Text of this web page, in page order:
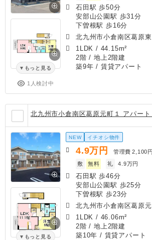
もっと見る
1人検討中
石田駅 歩50分
安部山公園駅 歩31分
下曽根駅 歩16分
北九州市小倉南区葛原東
1LDK / 44.15m²
2階 / 地上2階建
築9年 / 賃貸アパート
北九州市小倉南区葛原元町１ アパー
もっと見る
NEW イチオシ物件
4.9万円 管理費 2,100円
敷
無料 礼 4.9万円
石田駅 歩46分
安部山公園駅 歩25分
下曽根駅 歩23分
北九州市小倉南区葛原元
1LDK / 46.06m²
2階 / 地上2階建
築10年 / 賃貸アパート